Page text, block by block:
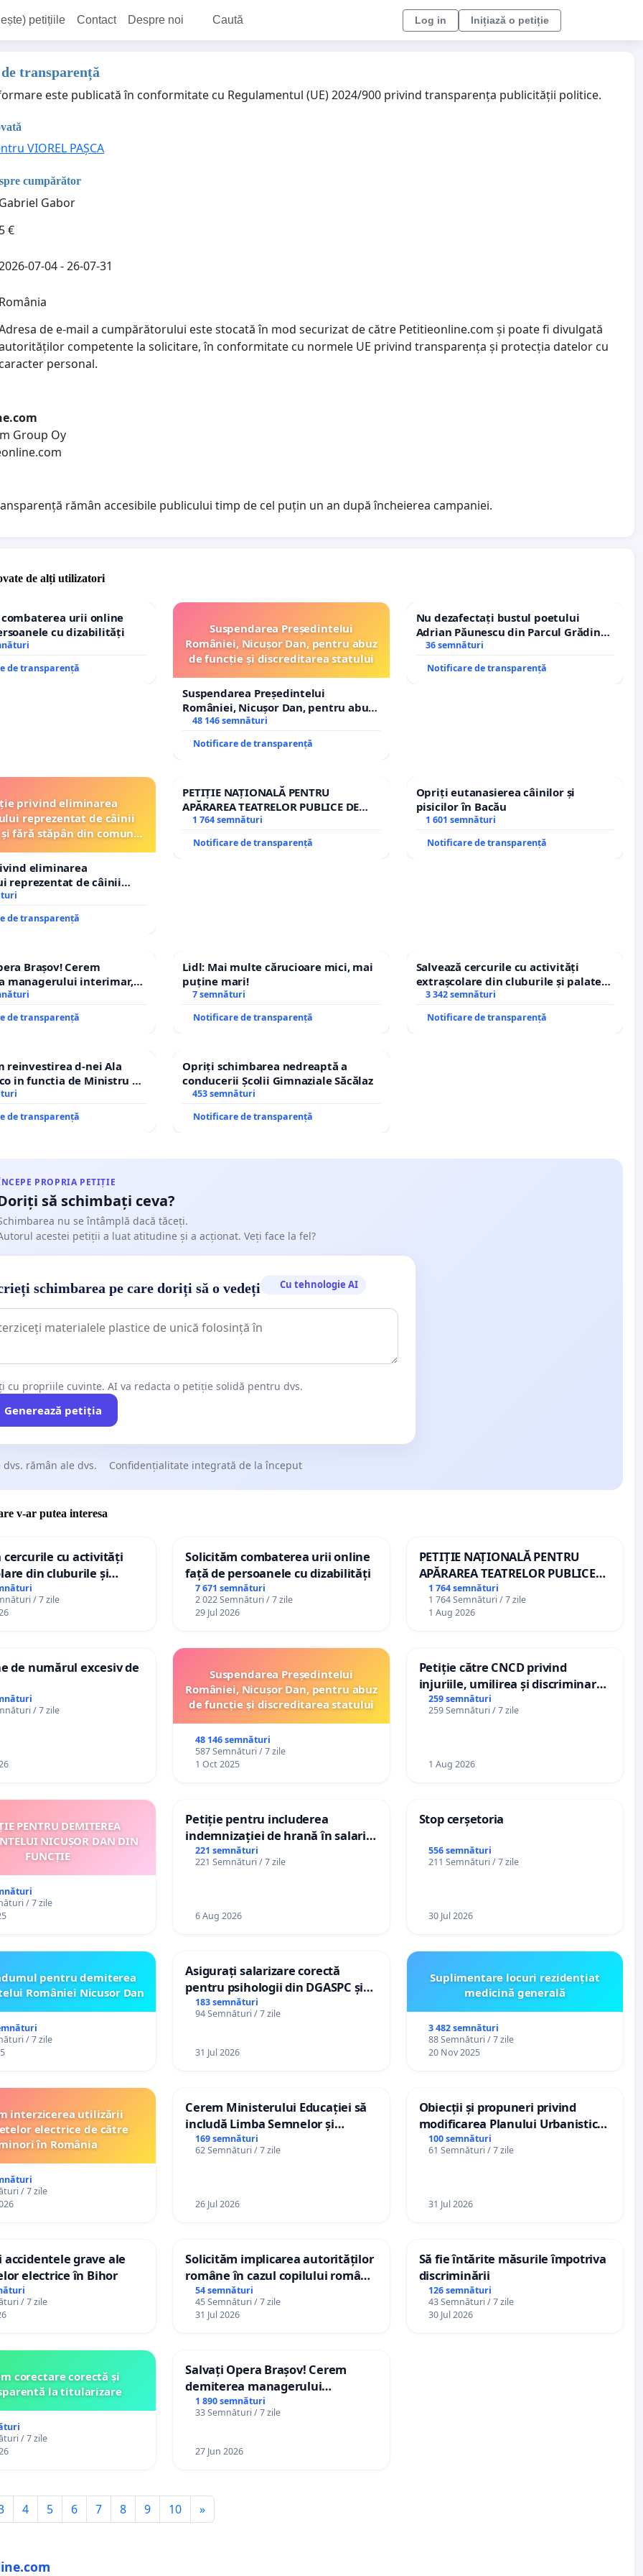
petițiile Contact Despre noi Caută Log in Inițiază o petiție
transparență
este publicată în conformitate cu Regulamentul (UE) 2024/900 privind transparența publicității politice.
VIOREL PAȘCA
cumpărător
Gabriel Gabor
5 €
07-04 - 26-07-31
România
de e-mail a cumpărătorului este stocată în mod securizat de către Petitieonline.com și poate fi divulgată
competente la solicitare, în conformitate cu normele UE privind transparența și protecția datelor cu
caracter personal.
Group Oy
rămân accesibile publicului timp de cel puțin un an după încheierea campaniei.
de alți utilizatori
urii online
cu dizabilități
de transparență
Suspendarea Președintelui
României, Nicușor Dan, pentru abuz
de funcție și discreditarea statului
Suspendarea Președintelui
României, Nicușor Dan, pentru abuz
de funcție și discreditarea statului
48 146 semnături
Notificare de transparență
Nu dezafectați bustul poetului
Adrian Păunescu din Parcul Grădina
Icoanei! Stop cenzurii culturale!
36 semnături
Notificare de transparență
privind eliminarea
reprezentat de câinii
fără stăpân din comuna
eliminarea
reprezentat de câinii
fără stăpân din comuna
de transparență
PETIȚIE NAȚIONALĂ PENTRU
APĂRAREA TEATRELOR PUBLICE DE
REPERTORIU DIN ROMÂNIA
1 764 semnături
Notificare de transparență
Opriți eutanasierea câinilor și
pisicilor în Bacău
1 601 semnături
Notificare de transparență
Brașov! Cerem
managerului interimar,
Marius!
de transparență
Lidl: Mai multe cărucioare mici, mai
puține mari!
7 semnături
Notificare de transparență
Salvează cercurile cu activități
extrașcolare din cluburile și palatele
copiilor
3 342 semnături
Notificare de transparență
reinvestirea d-nei Ala
in functia de Ministru al
de transparență
Opriți schimbarea nedreaptă a
conducerii Școlii Gimnaziale Săcălaz
453 semnături
Notificare de transparență
PROPRIA PETIȚIE
să schimbați ceva?
nu se întâmplă dacă tăceți.
acestei petiții a luat atitudine și a acționat. Veți face la fel?
schimbarea pe care doriți să o vedeți Cu tehnologie AI
cu propriile cuvinte. AI va redacta o petiție solidă pentru dvs.
Generează petiția
dvs. rămân ale dvs. Confidențialitate integrată de la început
v-ar putea interesa
cercurile cu activități
din cluburile și
/ 7 zile
Solicităm combaterea urii online
față de persoanele cu dizabilități
7 671 semnături
2 022 Semnături / 7 zile
29 Jul 2026
PETIȚIE NAȚIONALĂ PENTRU
APĂRAREA TEATRELOR PUBLICE
DE REPERTORIU DIN ROMÂNIA
1 764 semnături
1 764 Semnături / 7 zile
1 Aug 2026
de numărul excesiv de
/ 7 zile
Suspendarea Președintelui
României, Nicușor Dan, pentru abuz
de funcție și discreditarea statului
48 146 semnături
587 Semnături / 7 zile
1 Oct 2025
Petiție către CNCD privind
injuriile, umilirea și discriminarea
persoanelor cu dizabilități de
către utilizatorul TikTok „Gorici”
259 semnături
259 Semnături / 7 zile
1 Aug 2026
PENTRU DEMITEREA
NICUȘOR DAN DIN
FUNCȚIE
/ 7 zile
Petiție pentru includerea
indemnizației de hrană în salariul
de bază și protejarea gradațiilor
de vechime pentru asistenții
221 semnături
221 Semnături / 7 zile
6 Aug 2026
Stop cerșetoria
556 semnături
211 Semnături / 7 zile
30 Jul 2026
pentru demiterea
României Nicusor Dan
/ 7 zile
Asigurați salarizare corectă
pentru psihologii din DGASPC și
spitale
183 semnături
94 Semnături / 7 zile
31 Jul 2026
Suplimentare locuri rezidențiat
medicină generală
3 482 semnături
88 Semnături / 7 zile
20 Nov 2025
interzicerea utilizării
electrice de către
în România
/ 7 zile
Cerem Ministerului Educației să
includă Limba Semnelor și
alfabetul Braille în școlile din
Republica Moldova!
169 semnături
62 Semnături / 7 zile
26 Jul 2026
Obiecții și propuneri privind
modificarea Planului Urbanistic
General al orașului Ialoveni
100 semnături
61 Semnături / 7 zile
31 Jul 2026
accidentele grave ale
electrice în Bihor
/ 7 zile
Solicităm implicarea autorităților
române în cazul copilului român
Wiliam Kristian Gheorghe, aflat
în plasament în Danemarca de 12
54 semnături
45 Semnături / 7 zile
31 Jul 2026
Să fie întărite măsurile împotriva
discriminării
126 semnături
43 Semnături / 7 zile
30 Jul 2026
corectare corectă și
la titularizare
/ 7 zile
Salvați Opera Brașov! Cerem
demiterea managerului
interimar, Petrean Lucian-
Marius!
1 890 semnături
33 Semnături / 7 zile
27 Jun 2026
4 5 6 7 8 9 10 »